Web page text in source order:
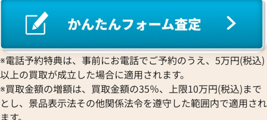
ティファニー リターントゥ ネックレス
参考買取価格
92,000円
2025年7月17日時点
ティファニー ラ
参考買取価格
75,000 円
2026年6月17日時
※電話予約特典は、事前にお電話でご予約のうえ、5万円(税込)
以上の買取が成立した場合に適用されます。
※買取金額の増額は、買取金額の35％、上限10万円(税込)まで
とし、景品表示法その他関係法令を遵守した範囲内で適用され